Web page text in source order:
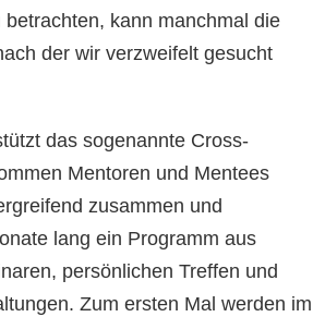
kann manchmal die
der wir verzweifelt gesucht
das sogenannte Cross-
Mentoren und Mentees
zusammen und
lang ein Programm aus
persönlichen Treffen und
Zum ersten Mal werden im